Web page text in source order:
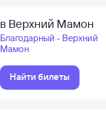
в Верхний Мамон
Благодарный - Верхний
Мамон
Найти билеты